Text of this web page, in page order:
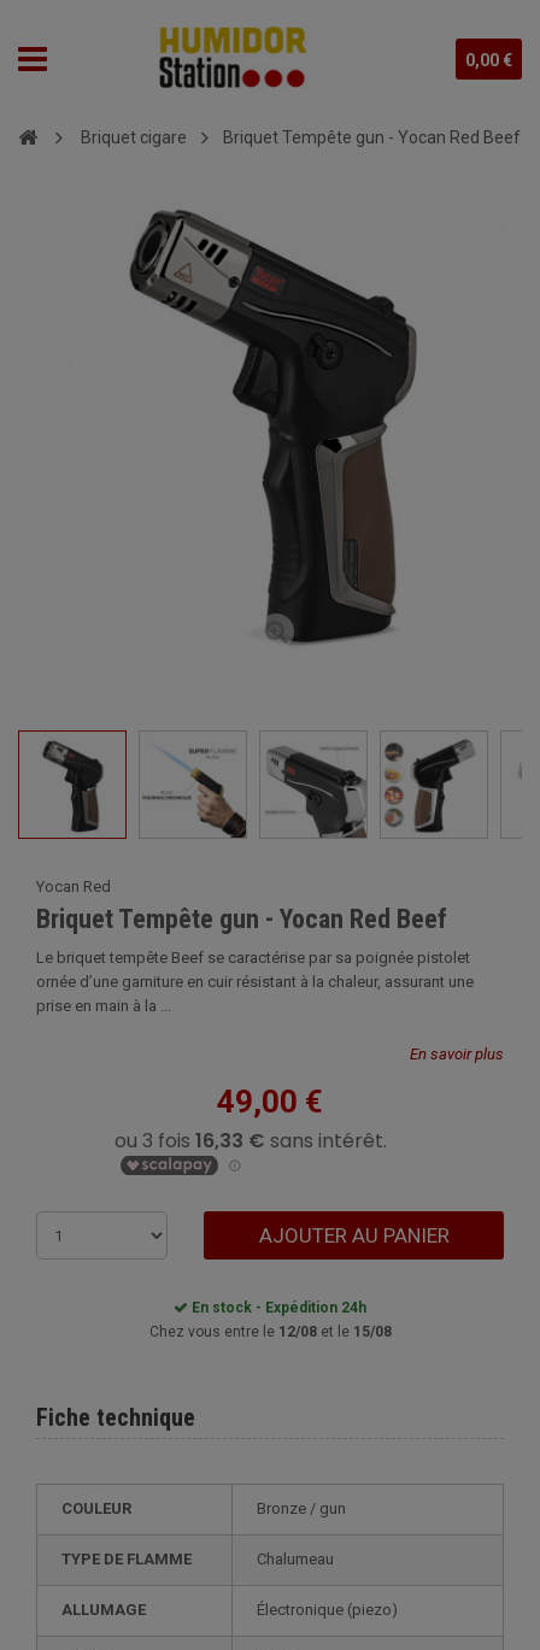
0,00 €
Briquet cigare Briquet Tempête gun - Yocan Red Beef
Yocan Red
Briquet Tempête gun - Yocan Red Beef
Le briquet tempête Beef se caractérise par sa poignée pistolet
ornée d’une garniture en cuir résistant à la chaleur, assurant une
prise en main à la ...
En savoir plus
49,00 €
AJOUTER AU PANIER
En stock - Expédition 24h
Chez vous entre le 12/08et le 15/08
Fiche technique
COULEUR bronze / gun
TYPE DE FLAMME Chalumeau
ALLUMAGE électronique (piezo)